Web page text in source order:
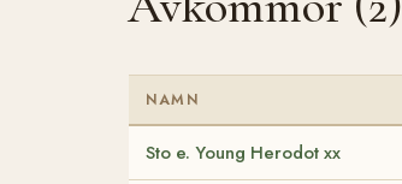
NAMN
Sto e. Young Herodot xx